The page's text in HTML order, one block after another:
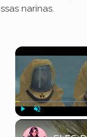
narinas.
Play Unmute